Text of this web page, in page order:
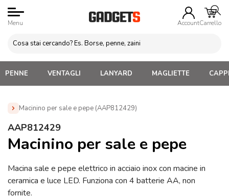
Menu AccountCarrello
PENNE VENTAGLI LANYARD MAGLIETTE
Macinino per sale e pepe (AAP812429)
Home » Gadget Cucina
AAP812429
Macinino per sale e pepe
Macina sale e pepe elettrico in acciaio inox con macine in
ceramica e luce LED. Funziona con 4 batterie AA, non
fornite.